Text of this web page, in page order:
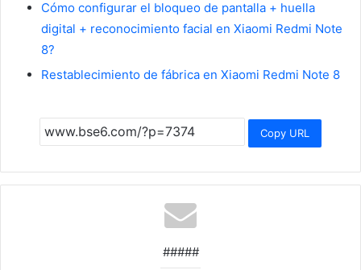
Cómo configurar el bloqueo de pantalla + huella
digital + reconocimiento facial en Xiaomi Redmi Note
8?
Restablecimiento de fábrica en Xiaomi Redmi Note 8
Copy URL
#####